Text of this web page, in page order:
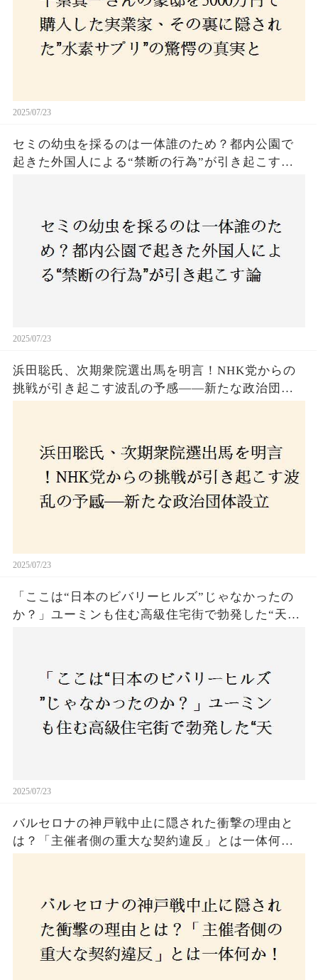
2025/07/23
セミの幼虫を採るのは一体誰のため？都内公園で
起きた外国人による“禁断の行為”が引き起こす論
2025/07/23
浜田聡氏、次期衆院選出馬を明言！NHK党からの
挑戦が引き起こす波乱の予感——新たな政治団体
2025/07/23
「ここは“日本のビバリーヒルズ”じゃなかったの
か？」ユーミンも住む高級住宅街で勃発した“天井
2025/07/23
バルセロナの神戸戦中止に隠された衝撃の理由と
は？「主催者側の重大な契約違反」とは一体何